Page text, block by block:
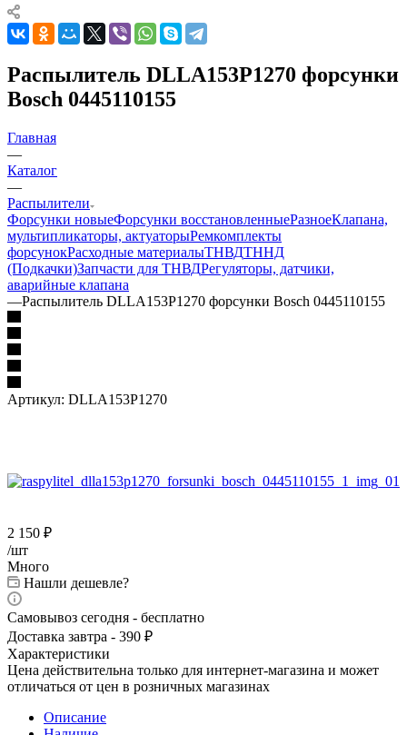
Распылитель DLLA153P1270 форсунки
Bosch 0445110155
Главная
—
Каталог
—
Распылители
Форсунки новыеФорсунки восстановленныеРазноеКлапана,
мультипликаторы, актуаторыРемкомплекты
форсунокРасходные материалыТНВДТННД
(Подкачки)Запчасти для ТНВДРегуляторы, датчики,
аварийные клапана
—Распылитель DLLA153P1270 форсунки Bosch 0445110155
Артикул: DLLA153P1270
2 150 ₽
/шт
Много
Нашли дешевле?
Самовывоз сегодня - бесплатно
Доставка завтра - 390 ₽
Характеристики
Цена действительна только для интернет-магазина и может
отличаться от цен в розничных магазинах
Описание